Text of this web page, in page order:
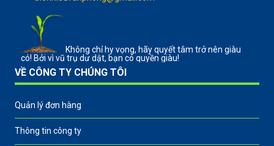
Không chỉ hy vọng, hãy quyết tâm trở nên giàu
có! Bởi vì vũ trụ dư dật, bạn có quyền giàu!
VỀ CÔNG TY CHÚNG TÔI
Quản lý đơn hàng
Thông tin công ty